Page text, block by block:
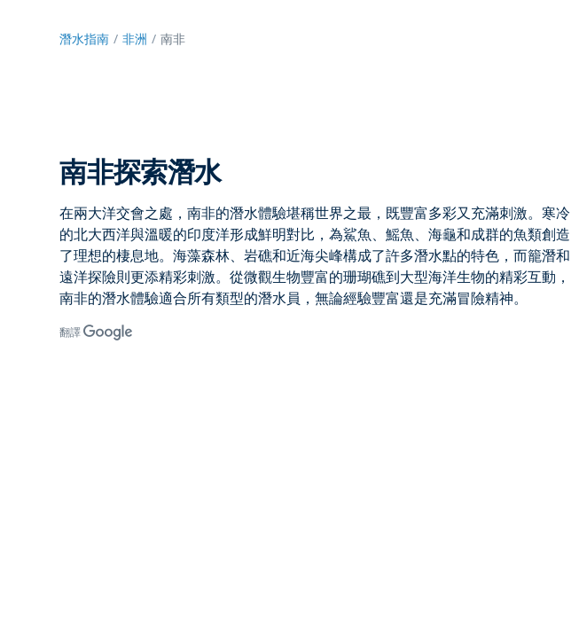
潛水指南 非洲 南非
南非探索潛水
在兩大洋交會之處，南非的潛水體驗堪稱世界之最，既豐富多彩又充滿刺激。寒冷
的北大西洋與溫暖的印度洋形成鮮明對比，為鯊魚、鰩魚、海龜和成群的魚類創造
了理想的棲息地。海藻森林、岩礁和近海尖峰構成了許多潛水點的特色，而籠潛和
遠洋探險則更添精彩刺激。從微觀生物豐富的珊瑚礁到大型海洋生物的精彩互動，
南非的潛水體驗適合所有類型的潛水員，無論經驗豐富還是充滿冒險精神。
翻譯